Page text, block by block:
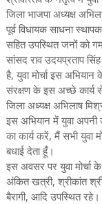
जिला भाजपा अध्यक्ष
पूर्व विधायक साधना
सहित उपस्थित जनों को
सांसद राव उदयप्रताप
है, युवा मोर्चा इस
संरक्षण के इस अच्छे कार्य
जिला अध्यक्ष अभिलाष
इस अभियान में युवा
का कार्य करें, मैं सभी युवा
बधाई देता हूँ।
इस अवसर पर युवा मोर्चा
अंकित खत्री, श्रीकांत
बैरागी, आदि उपस्थित रहे।